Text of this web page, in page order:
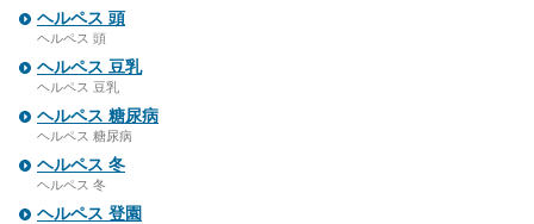
ヘルペス 頭
ヘルペス 頭
ヘルペス 豆乳
ヘルペス 豆乳
ヘルペス 糖尿病
ヘルペス 糖尿病
ヘルペス 冬
ヘルペス 冬
ヘルペス 登園